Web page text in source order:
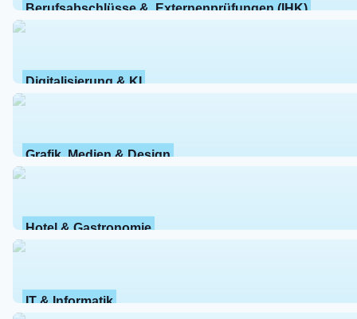
Berufsabschlüsse &  Externenprüfungen (IHK)
Digitalisierung & KI
Grafik, Medien & Design
Hotel & Gastronomie
IT & Informatik